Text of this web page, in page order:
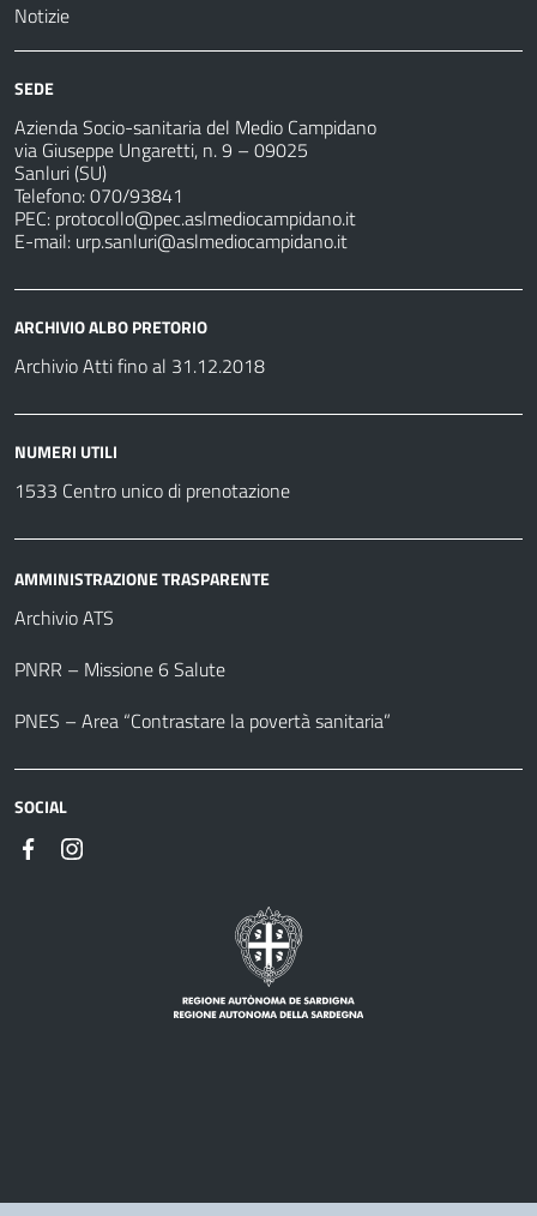
Notizie
SEDE
Azienda Socio-sanitaria del Medio Campidano
via Giuseppe Ungaretti, n. 9 – 09025
Sanluri (SU)
Telefono: 070/93841
PEC: protocollo@pec.aslmediocampidano.it
E-mail: urp.sanluri@aslmediocampidano.it
ARCHIVIO ALBO PRETORIO
Archivio Atti fino al 31.12.2018
NUMERI UTILI
1533 Centro unico di prenotazione
AMMINISTRAZIONE TRASPARENTE
Archivio ATS
PNRR – Missione 6 Salute
PNES – Area “Contrastare la povertà sanitaria”
SOCIAL